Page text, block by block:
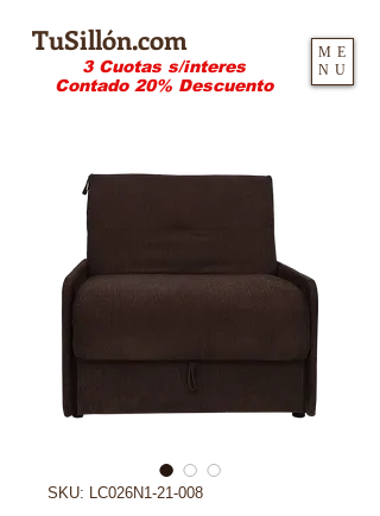
TuSillón.com
3 Cuotas s/interes
Contado 20% Descuento
ME
NU
SKU: LC026N1-21-008